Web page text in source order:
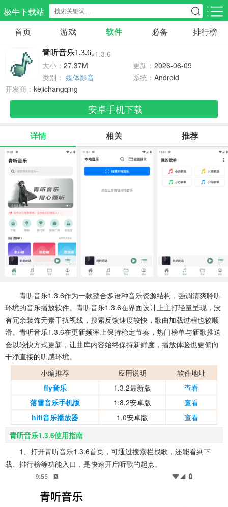
极牛下载站
应用分类 游戏分类
生活服务
297款应用
教育学习
178款应用
84款应用
游戏辅助
477款应用
215款应用
社交聊天
183款应用
电子图书
439款应用
移动办公
184款应用
新闻阅读
43款应用
金融理财
系统工具
645款应用
娱乐资讯
首页 游戏 软件 必备 排行榜
青听音乐1.3.6v1.3.6
大小： 27.37M 更新： 2026-06-09
类别： 媒体影音 系统： Android
开发商： kejichangqing
安卓手机下载
详情 相关 推荐
青听音乐1.3.6作为一款整合多语种音乐资源结构，强调清爽聆听
环境的音乐播放软件。青听音乐1.3.6在界面设计上主打轻量呈现，没
有冗余装饰元素干扰视线，搜索反馈速度较快，歌曲加载过程也较顺
滑。青听音乐1.3.6在更新频率上保持稳定节奏，热门榜单与新歌推送
会以较快方式更新，让曲库内容始终保持新鲜度，播放体验也更偏向
干净直接的听感环境。
小编推荐
应用说明
软件地址
fly音乐
1.3.2最新版
查看
落雪音乐手机版
1.8.2安卓版
查看
hifi音乐播放器
1.0安卓版
查看
青听音乐1.3.6使用指南
1、打开青听音乐1.3.6首页，可通过搜索栏找歌，还能看到下
载、排行榜等功能入口，是快速开启听歌的起点。